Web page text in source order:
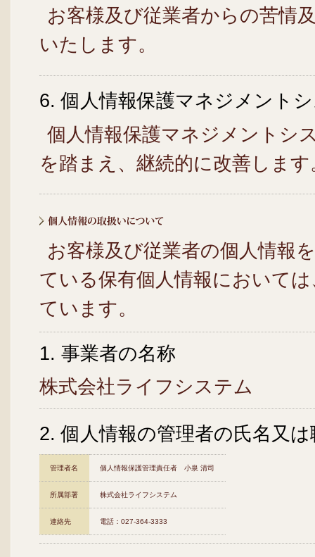
お客様及び従業者からの苦情
いたします。
6. 個人情報保護マネジメント
個人情報保護マネジメントシ
を踏まえ、継続的に改善します
お客様及び従業者の個人情報
ている保有個人情報において
ています。
1. 事業者の名称
株式会社ライフシステム
2. 個人情報の管理者の氏名又
管理者名 個人情報保護管理責任者 小泉 清司
所属部署 株式会社ライフシステム
連絡先 電話：027‐364-3333